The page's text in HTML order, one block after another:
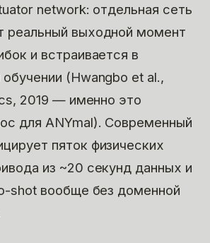
network: отдельная сеть
реальный выходной момент
и встраивается в
(Hwangbo et al.,
2019 — именно это
для ANYmal). Современный
пяток физических
из ~20 секунд данных и
shot вообще без доменной